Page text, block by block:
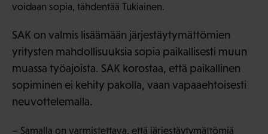
voidaan sopia, tähdentää Tukiainen.
SAK on valmis lisäämään järjestäytymättömien
yritysten mahdollisuuksia sopia paikallisesti muun
muassa työajoista. SAK korostaa, että paikallinen
sopiminen ei kehity pakolla, vaan vapaaehtoisesti
neuvottelemalla.
– Samalla on varmistettava, että järjestäytymättömiä